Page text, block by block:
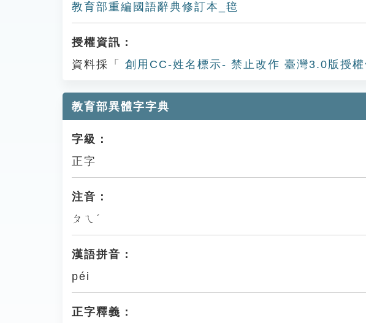
教育部重編國語辭典修訂本_毰
授權資訊：
資料採「
創用CC-姓名標示- 禁止改作 臺灣3.0版授權
教育部異體字字典
字級：
正字
注音：
ㄆㄟˊ
漢語拼音：
péi
正字釋義：